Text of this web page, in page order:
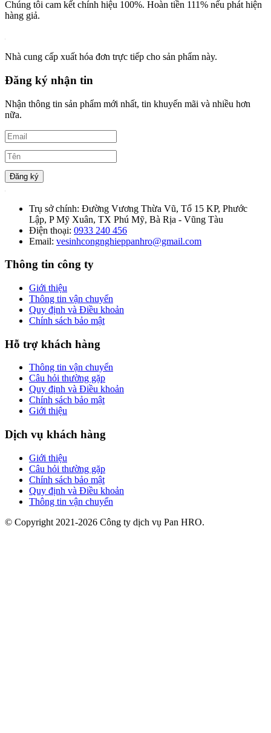
Chúng tôi cam kết chính hiệu 100%. Hoàn tiền 111% nếu phát hiện
hàng giả.
Nhà cung cấp xuất hóa đơn trực tiếp cho sản phẩm này.
Đăng ký nhận tin
Nhận thông tin sản phẩm mới nhất, tin khuyến mãi và nhiều hơn
nữa.
Đăng ký
Trụ sở chính: Đường Vương Thừa Vũ, Tổ 15 KP, Phước
Lập, P Mỹ Xuân, TX Phú Mỹ, Bà Rịa - Vũng Tàu
Điện thoại: 0933 240 456
Email: vesinhcongnghieppanhro@gmail.com
Thông tin công ty
Giới thiệu
Thông tin vận chuyển
Quy định và Điều khoản
Chính sách bảo mật
Hỗ trợ khách hàng
Thông tin vận chuyển
Câu hỏi thường gặp
Quy định và Điều khoản
Chính sách bảo mật
Giới thiệu
Dịch vụ khách hàng
Giới thiệu
Câu hỏi thường gặp
Chính sách bảo mật
Quy định và Điều khoản
Thông tin vận chuyển
© Copyright 2021-2026 Công ty dịch vụ Pan HRO.